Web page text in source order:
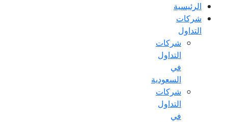
الرئيسية
شركات
التداول
شركات
التداول
في
السعودية
شركات
التداول
في